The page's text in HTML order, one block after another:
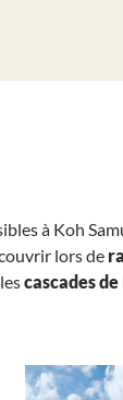
à Koh
lors de
cascades